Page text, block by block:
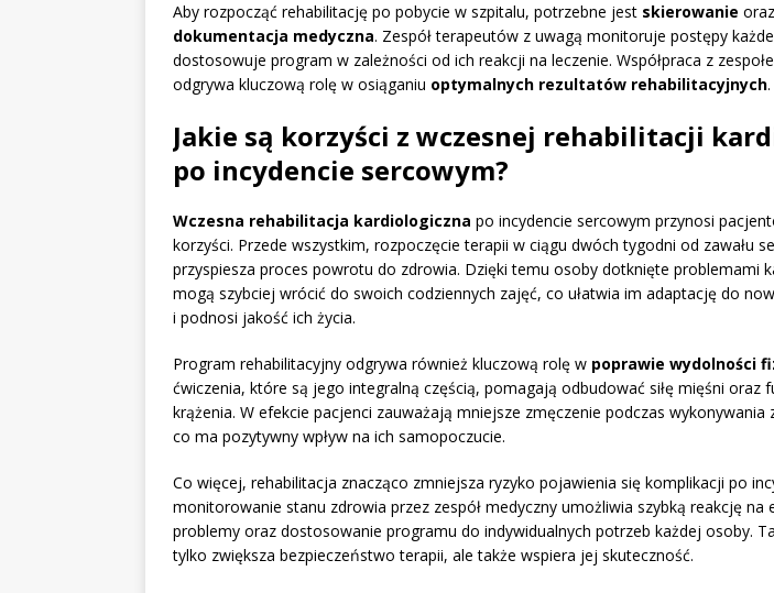
Aby rozpocząć rehabilitację po pobycie w szpitalu, potrzebne jest skierowanie oraz
dokumentacja medyczna. Zespół terapeutów z uwagą monitoruje postępy
dostosowuje program w zależności od ich reakcji na leczenie. Współpraca z
odgrywa kluczową rolę w osiąganiu optymalnych rezultatów rehabilitacyjnych.
Jakie są korzyści z wczesnej rehabilitacji
po incydencie sercowym?
Wczesna rehabilitacja kardiologiczna po incydencie sercowym przynosi
korzyści. Przede wszystkim, rozpoczęcie terapii w ciągu dwóch tygodni od zawału
przyspiesza proces powrotu do zdrowia. Dzięki temu osoby dotknięte problemami
mogą szybciej wrócić do swoich codziennych zajęć, co ułatwia im adaptację do
i podnosi jakość ich życia.
Program rehabilitacyjny odgrywa również kluczową rolę w poprawie wydolności
ćwiczenia, które są jego integralną częścią, pomagają odbudować siłę mięśni oraz
krążenia. W efekcie pacjenci zauważają mniejsze zmęczenie podczas wykonywania
co ma pozytywny wpływ na ich samopoczucie.
Co więcej, rehabilitacja znacząco zmniejsza ryzyko pojawienia się komplikacji po
monitorowanie stanu zdrowia przez zespół medyczny umożliwia szybką reakcję na
problemy oraz dostosowanie programu do indywidualnych potrzeb każdej osoby.
tylko zwiększa bezpieczeństwo terapii, ale także wspiera jej skuteczność.